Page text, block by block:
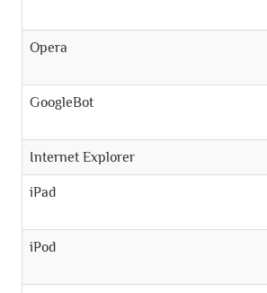
Opera
GoogleBot
Internet Explorer
iPad
iPod